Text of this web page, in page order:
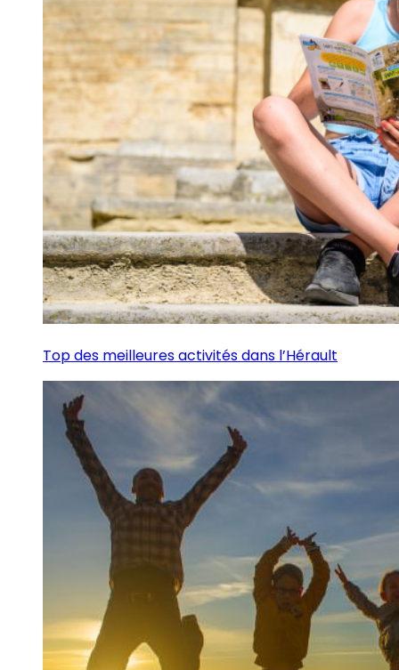
Top des meilleures activités dans l’Hérault